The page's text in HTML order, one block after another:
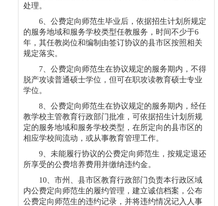
处理。
6 、公费定向师范生毕业后，依据招生计划所规定
的服务地域和服务学校类型任教服务，时间不少于6
年，其任教岗位和编制由签订协议的县市区按照相关
规定落实。
7 、公费定向师范生在协议规定的服务期内，不得
脱产攻读普通硕士学位，但可在职攻读教育硕士专业
学位。
8 、公费定向师范生在协议规定的服务期内，经任
教学校主管教育行政部门批准，可依据招生计划所规
定的服务地域和服务学校类型，在所定向的县市区的
相应学校间流动，或从事教育管理工作。
9 、未能履行协议的公费定向师范生，按规定退还
所享受的公费培养费用并缴纳违约金。
10 、市州、县市区教育行政部门负责本行政区域
内公费定向师范生的履约管理，建立诚信档案，公布
公费定向师范生的违约记录，并将违约情况记入人事